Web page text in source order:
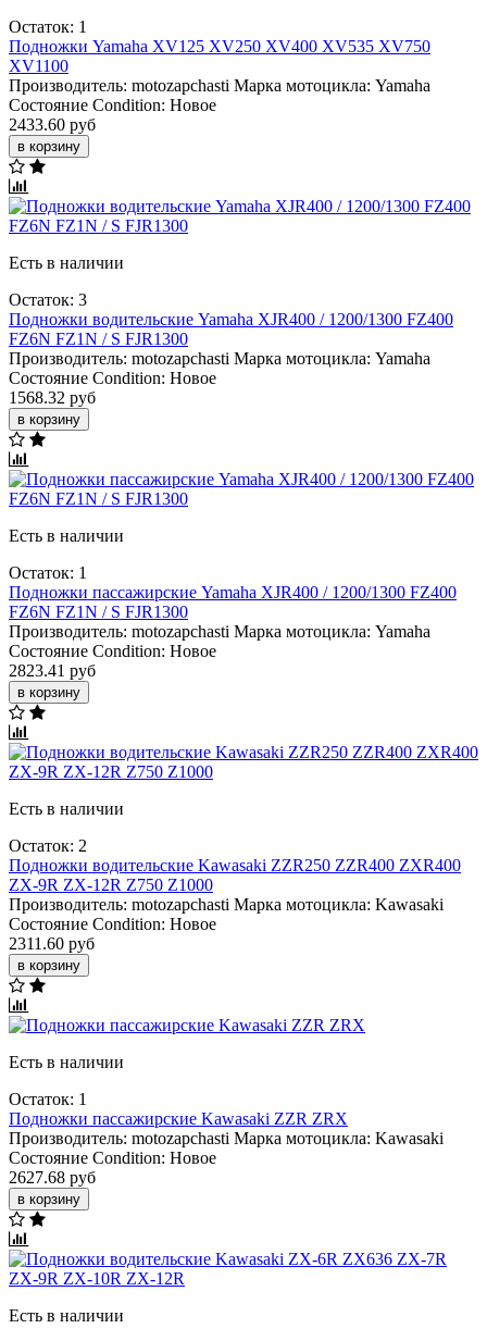
Остаток: 1
Подножки Yamaha XV125 XV250 XV400 XV535 XV750
XV1100
Производитель: motozapchasti Марка мотоцикла: Yamaha
Состояние Condition: Новое
2433.60 руб
в корзину
Есть в наличии
Остаток: 3
Подножки водительские Yamaha XJR400 / 1200/1300 FZ400
FZ6N FZ1N / S FJR1300
Производитель: motozapchasti Марка мотоцикла: Yamaha
Состояние Condition: Новое
1568.32 руб
в корзину
Есть в наличии
Остаток: 1
Подножки пассажирские Yamaha XJR400 / 1200/1300 FZ400
FZ6N FZ1N / S FJR1300
Производитель: motozapchasti Марка мотоцикла: Yamaha
Состояние Condition: Новое
2823.41 руб
в корзину
Есть в наличии
Остаток: 2
Подножки водительские Kawasaki ZZR250 ZZR400 ZXR400
ZX-9R ZX-12R Z750 Z1000
Производитель: motozapchasti Марка мотоцикла: Kawasaki
Состояние Condition: Новое
2311.60 руб
в корзину
Есть в наличии
Остаток: 1
Подножки пассажирские Kawasaki ZZR ZRX
Производитель: motozapchasti Марка мотоцикла: Kawasaki
Состояние Condition: Новое
2627.68 руб
в корзину
Есть в наличии